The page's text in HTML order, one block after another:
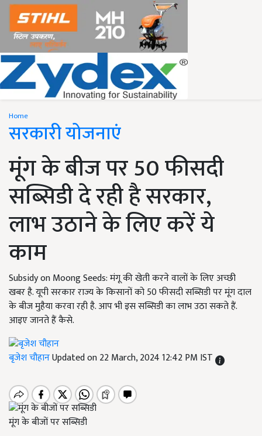
Home
सरकारी योजनाएं
मूंग के बीज पर 50 फीसदी
सब्सिडी दे रही है सरकार,
लाभ उठाने के लिए करें ये
काम
Subsidy on Moong Seeds: मंगू की खेती करने वालों के लिए अच्छी
खबर है. यूपी सरकार राज्य के किसानों को 50 फीसदी सब्सिडी पर मूंग दाल
के बीज मुहैया करवा रही है. आप भी इस सब्सिडी का लाभ उठा सकते हैं.
आइए जानते हैं कैसे.
बृजेश चौहानUpdated on 22 March, 2024 12:42 PM IST
मूंग के बीजों पर सब्सिडी